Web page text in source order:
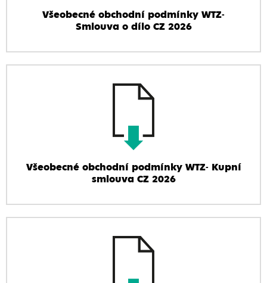
Všeobecné obchodní podmínky WTZ-
Smlouva o dílo CZ 2026
Všeobecné obchodní podmínky WTZ- Kupní
smlouva CZ 2026